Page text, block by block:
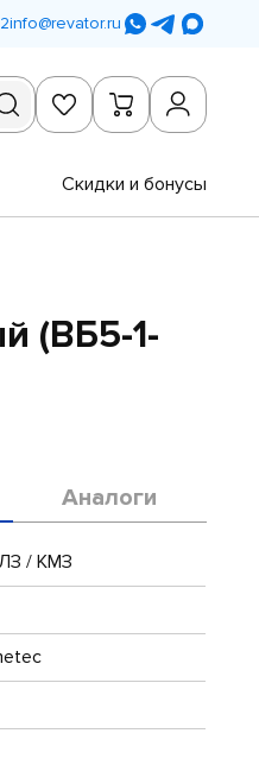
info@revator.ru
Скидки и бонусы
(ВБ5-1-
Аналоги
/ КМЗ